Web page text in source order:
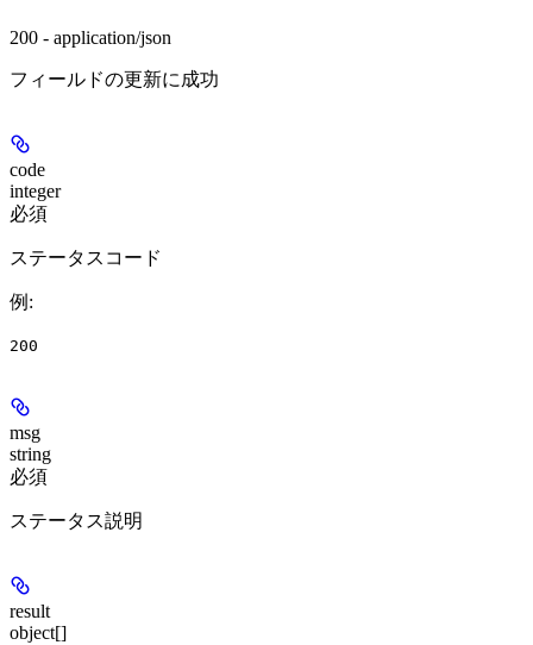
200 - application/json
フィールドの更新に成功
code
integer
必須
ステータスコード
例 :
200
msg
string
必須
ステータス説明
result
object[]